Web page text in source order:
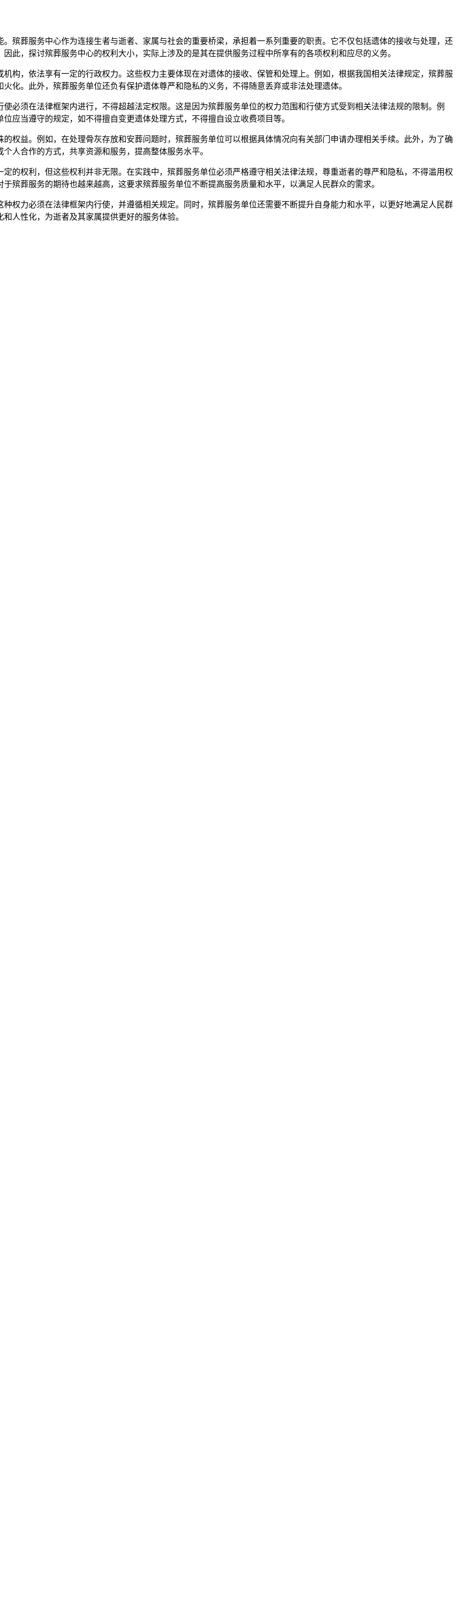
殡葬服务中心作为连接生者与逝者、家属与社会的重要桥梁，承担着一系列重要的职责。它不仅包括遗体的接收与处理，还
此，探讨殡葬服务中心的权利大小，实际上涉及的是其在提供服务过程中所享有的各项权利和应尽的义务。
构，依法享有一定的行政权力。这些权力主要体现在对遗体的接收、保管和处理上。例如，根据我国相关法律规定，殡葬服
化。此外，殡葬服务单位还负有保护遗体尊严和隐私的义务，不得随意丢弃或非法处理遗体。
必须在法律框架内进行，不得超越法定权限。这是因为殡葬服务单位的权力范围和行使方式受到相关法律法规的限制。例
应当遵守的规定，如不得擅自变更遗体处理方式，不得擅自设立收费项目等。
权益。例如，在处理骨灰存放和安葬问题时，殡葬服务单位可以根据具体情况向有关部门申请办理相关手续。此外，为了确
人合作的方式，共享资源和服务，提高整体服务水平。
的权利，但这些权利并非无限。在实践中，殡葬服务单位必须严格遵守相关法律法规，尊重逝者的尊严和隐私，不得滥用权
殡葬服务的期待也越来越高，这要求殡葬服务单位不断提高服务质量和水平，以满足人民群众的需求。
权力必须在法律框架内行使，并遵循相关规定。同时，殡葬服务单位还需要不断提升自身能力和水平，以更好地满足人民群
人性化，为逝者及其家属提供更好的服务体验。